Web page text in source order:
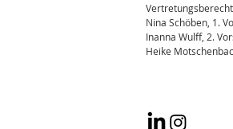
Nina Schöben, 1.
Inanna Wulff, 2.
Heike